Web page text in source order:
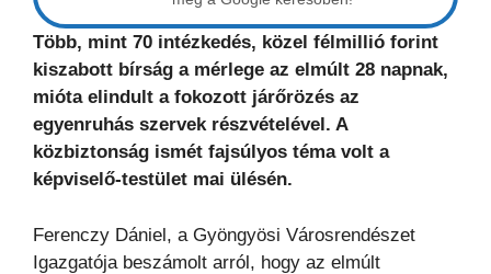
Több, mint 70 intézkedés, közel félmillió forint
kiszabott bírság a mérlege az elmúlt 28 napnak,
mióta elindult a fokozott járőrözés az
egyenruhás szervek részvételével. A
közbiztonság ismét fajsúlyos téma volt a
képviselő-testület mai ülésén.
Ferenczy Dániel, a Gyöngyösi Városrendészet
Igazgatója beszámolt arról, hogy az elmúlt